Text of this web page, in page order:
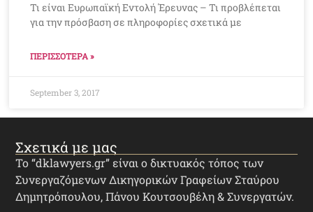
Τι είναι Ευρωπαϊκή Εντολή Έρευνας – Τι προβλέπεται
για την πρόσβαση σε πληροφορίες σχετικά με
ΠΕΡΙΣΣΟΤΕΡΑ »
September 3, 2017
Σχετικά με μας
Το “dklawyers.gr” είναι ο δικτυακός τόπος των
Συνεργαζόμενων Δικηγορικών Γραφείων Σταύρου
Δημητρόπουλου, Πάνου Κουτσουβέλη & Συνεργατών.